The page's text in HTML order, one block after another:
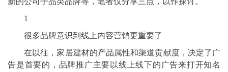
1
很多品牌意识到线上内容营销更重要了
在以往，家居建材的产品属性和渠道贡献度，决定了广
告是首要的，品牌推广主要以线上线下的广告来打开知名